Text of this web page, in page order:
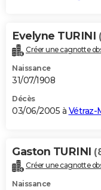
Evelyne TURINI
Créer une cagnotte
Naissance
31/07/1908
Décès
03/06/2005 à Vétraz-
Gaston TURINI
Créer une cagnotte
Naissance